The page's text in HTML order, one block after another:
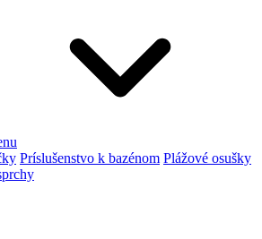
Príslušenstvo k bazénom Plážové osušky